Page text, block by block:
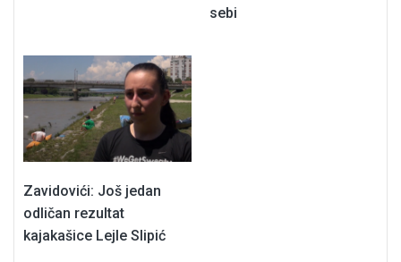
sebi
Zavidovići: Još jedan
odličan rezultat
kajakašice Lejle Slipić